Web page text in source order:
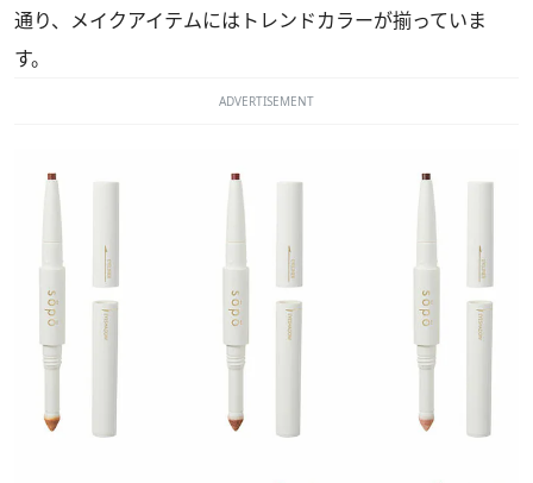
通り、メイクアイテムにはトレンドカラーが揃っていま
す。
ADVERTISEMENT